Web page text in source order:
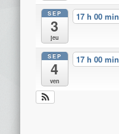
SEP
3
jeu
17 h 00 min
SEP
4
ven
17 h 00 min